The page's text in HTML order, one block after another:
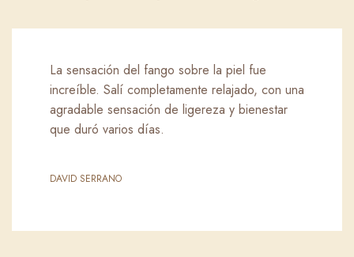
La sensación del fango sobre la piel fue
increíble. Salí completamente relajado, con una
agradable sensación de ligereza y bienestar
que duró varios días.
DAVID SERRANO